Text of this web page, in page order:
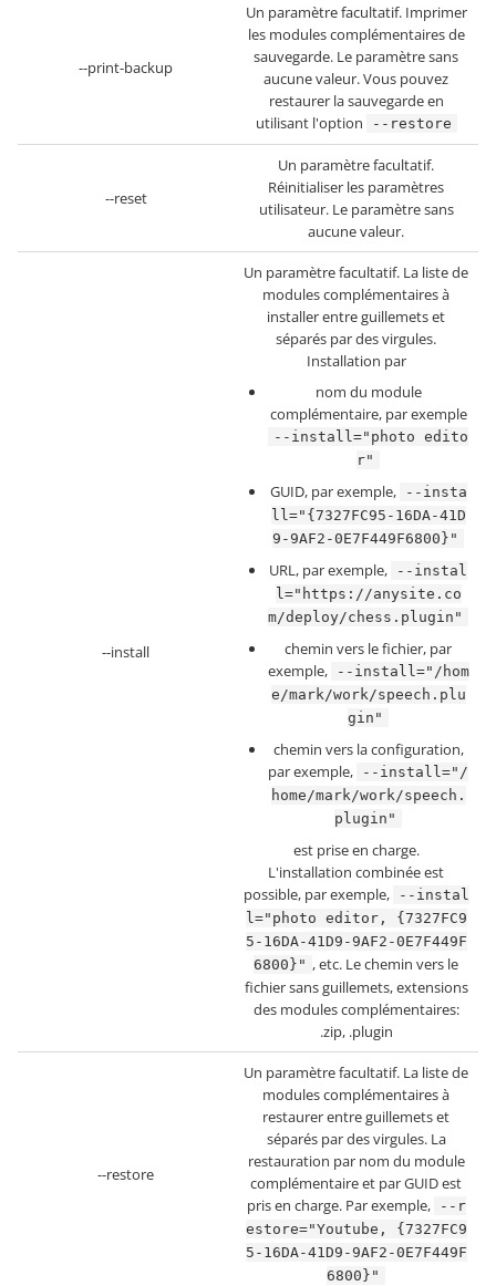
--print-backup
Un paramètre facultatif. Imprimer
les modules complémentaires de
sauvegarde. Le paramètre sans
aucune valeur. Vous pouvez
restaurer la sauvegarde en
utilisant l'option
--restore
--reset
Un paramètre facultatif.
Réinitialiser les paramètres
utilisateur. Le paramètre sans
aucune valeur.
--install
Un paramètre facultatif. La liste de
modules complémentaires à
installer entre guillemets et
séparés par des virgules.
Installation par
nom du module
complémentaire, par exemple
--install="photo edito
r"
GUID, par exemple,
--insta
ll="{7327FC95-16DA-41D
9-9AF2-0E7F449F6800}"
URL, par exemple,
--instal
l="https://anysite.co
m/deploy/chess.plugin"
chemin vers le fichier, par
exemple,
--install="/hom
e/mark/work/speech.plu
gin"
chemin vers la configuration,
par exemple,
--install="/
home/mark/work/speech.
plugin"
est prise en charge.
L'installation combinée est
possible, par exemple,
--instal
l="photo editor, {7327FC9
5-16DA-41D9-9AF2-0E7F449F
6800}" , etc. Le chemin vers le
fichier sans guillemets, extensions
des modules complémentaires:
.zip, .plugin
--restore
Un paramètre facultatif. La liste de
modules complémentaires à
restaurer entre guillemets et
séparés par des virgules. La
restauration par nom du module
complémentaire et par GUID est
pris en charge. Par exemple,
--r
estore="Youtube, {7327FC9
5-16DA-41D9-9AF2-0E7F449F
6800}"